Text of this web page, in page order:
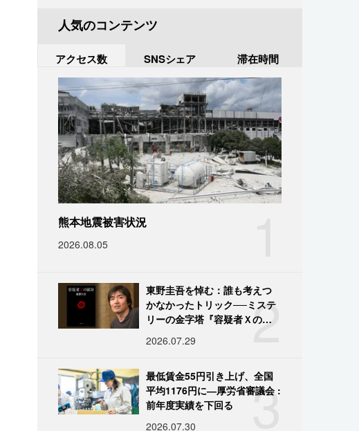
人気のコンテンツ
アクセス数 SNSシェア 滞在時間
熊本地震被害状況
2026.08.05
2
東野圭吾を悼む：誰も考えつ
かなかったトリック──ミステ
リーの金字塔『容疑者Ｘの献
2026.07.29
3
最低賃金55円引き上げ、全国
平均1176円に―厚労省審議会 :
前年度実績を下回る
2026.07.30